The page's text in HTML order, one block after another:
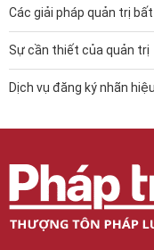
Các giải pháp quản trị
Sự cần thiết của quản trị
Dịch vụ đăng ký nhãn